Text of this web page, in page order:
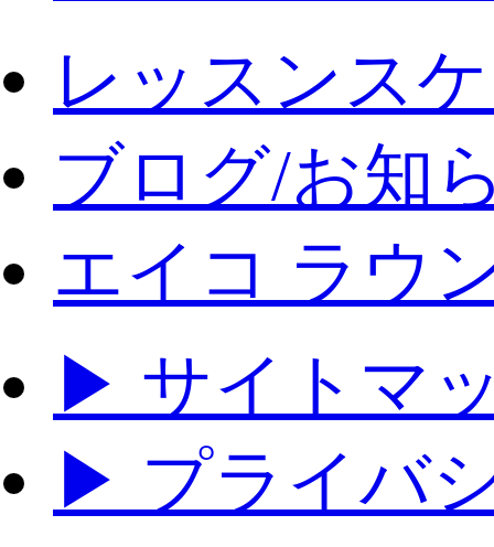
レッスンス
ブログ/お知
エイコ ラウ
▶ サイトマ
▶ プライバ